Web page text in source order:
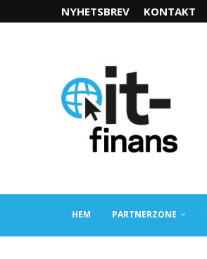
NYHETSBREV KONTAKT
HEM PARTNERZONE